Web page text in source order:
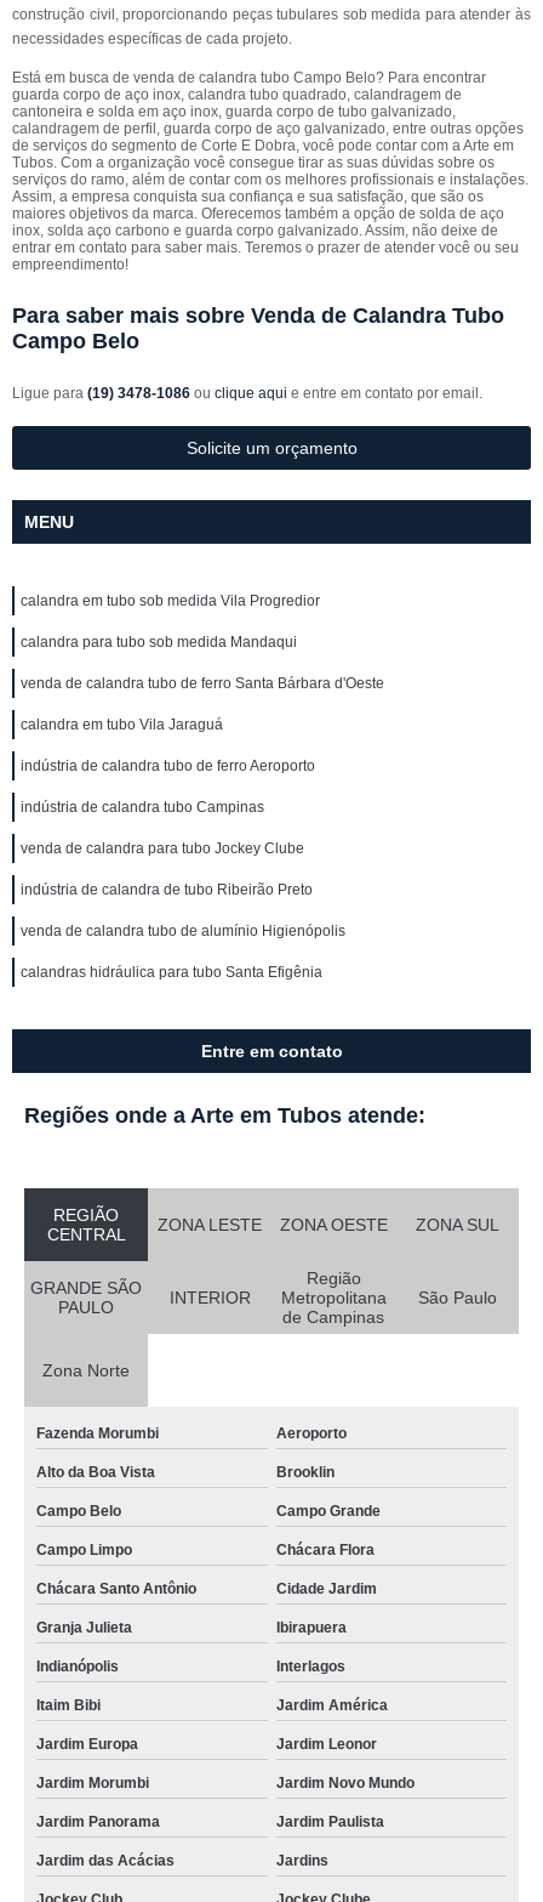
construção civil, proporcionando peças tubulares sob medida para atender às
necessidades específicas de cada projeto.
Está em busca de venda de calandra tubo Campo Belo? Para encontrar
guarda corpo de aço inox, calandra tubo quadrado, calandragem de
cantoneira e solda em aço inox, guarda corpo de tubo galvanizado,
calandragem de perfil, guarda corpo de aço galvanizado, entre outras opções
de serviços do segmento de Corte E Dobra, você pode contar com a Arte em
Tubos. Com a organização você consegue tirar as suas dúvidas sobre os
serviços do ramo, além de contar com os melhores profissionais e instalações.
Assim, a empresa conquista sua confiança e sua satisfação, que são os
maiores objetivos da marca. Oferecemos também a opção de solda de aço
inox, solda aço carbono e guarda corpo galvanizado. Assim, não deixe de
entrar em contato para saber mais. Teremos o prazer de atender você ou seu
empreendimento!
Para saber mais sobre Venda de Calandra Tubo
Campo Belo
Ligue para (19) 3478-1086 ou clique aqui e entre em contato por email.
Solicite um orçamento
MENU
calandra em tubo sob medida Vila Progredior
calandra para tubo sob medida Mandaqui
venda de calandra tubo de ferro Santa Bárbara d'Oeste
calandra em tubo Vila Jaraguá
indústria de calandra tubo de ferro Aeroporto
indústria de calandra tubo Campinas
venda de calandra para tubo Jockey Clube
indústria de calandra de tubo Ribeirão Preto
venda de calandra tubo de alumínio Higienópolis
calandras hidráulica para tubo Santa Efigênia
Entre em contato
Regiões onde a Arte em Tubos atende:
REGIÃO
CENTRAL
ZONA LESTE ZONA OESTE ZONA SUL
GRANDE SÃO
PAULO
INTERIOR
Região
Metropolitana
de Campinas
São Paulo
Zona Norte
Fazenda Morumbi Aeroporto
Alto da Boa Vista Brooklin
Campo Belo Campo Grande
Campo Limpo Chácara Flora
Chácara Santo Antônio Cidade Jardim
Granja Julieta Ibirapuera
Indianópolis Interlagos
Itaim Bibi Jardim América
Jardim Europa Jardim Leonor
Jardim Morumbi Jardim Novo Mundo
Jardim Panorama Jardim Paulista
Jardim das Acácias Jardins